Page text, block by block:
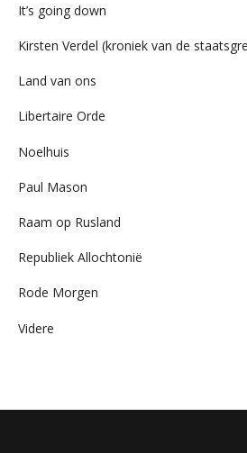
It’s going down
Kirsten Verdel (kroniek van de
Land van ons
Libertaire Orde
Noelhuis
Paul Mason
Raam op Rusland
Republiek Allochtonië
Rode Morgen
Videre